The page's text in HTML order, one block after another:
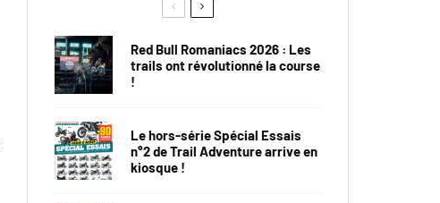
Red Bull Romaniacs 2026 : Les
trails ont révolutionné la course
!
Le hors-série Spécial Essais
n°2 de Trail Adventure arrive en
kiosque !